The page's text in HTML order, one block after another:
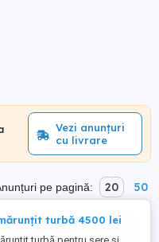
Vezi anunțuri
cu livrare
pe pagină: 20 50
turbă 4500 lei